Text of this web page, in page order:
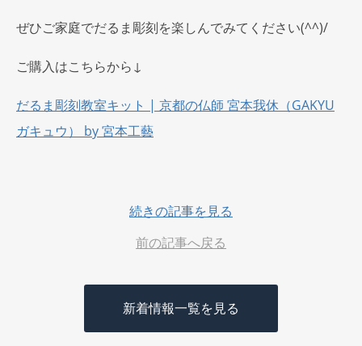
ぜひご家庭でだるま彫刻を楽しんでみてください(^^)/
ご購入はこちらから↓
だるま彫刻教室キット | 京都の仏師 宮本我休（GAKYU
ガキュウ） by 宮本工藝
続きの記事を見る
前の記事へ戻る
新着情報一覧を見る